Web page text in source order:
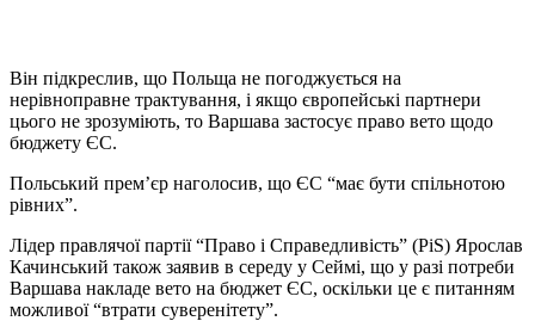
Він підкреслив, що Польща не погоджується на
нерівноправне трактування, і якщо європейські партнери
цього не зрозуміють, то Варшава застосує право вето щодо
бюджету ЄС.
Польський прем’єр наголосив, що ЄС “має бути спільнотою
рівних”.
Лідер правлячої партії “Право і Справедливість” (PiS) Ярослав
Качинський також заявив в середу у Сеймі, що у разі потреби
Варшава накладе вето на бюджет ЄС, оскільки це є питанням
можливої “втрати суверенітету”.